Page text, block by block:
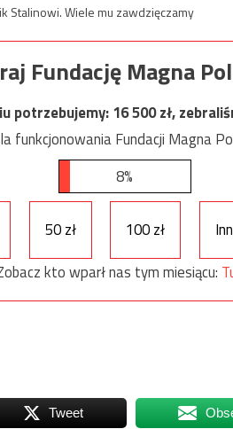
Stalinowi. Wiele mu zawdzięczamy
Fundację Magna
potrzebujemy:16 500zł,
funkcjonowania Fundacji Magna
8%
50 zł 100 zł
kto wparł nas tym miesiącu:
Tweet